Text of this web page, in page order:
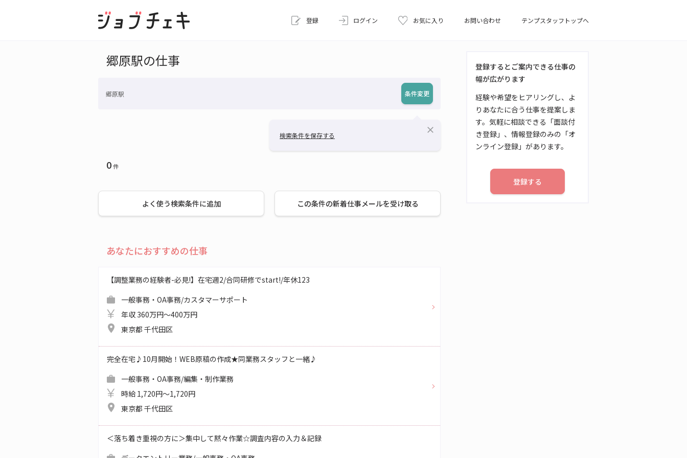
登録 ログイン お気に入り お問い合わせ テンプスタッフトップへ
郷原駅の仕事
郷原駅 条件変更
検索条件を保存する
close
0件
よく使う検索条件に追加 この条件の新着仕事メールを受け取る
あなたにおすすめの仕事
【調整業務の経験者-必見!】在宅週2/合同研修でstart!/年休123
一般事務・OA事務/カスタマーサポート
年収 360万円～400万円
東京都 千代田区
完全在宅♪10月開始！WEB原稿の作成★同業務スタッフと一緒♪
一般事務・OA事務/編集・制作業務
時給 1,720円～1,720円
東京都 千代田区
＜落ち着き重視の方に＞集中して黙々作業☆調査内容の入力＆記録
登録するとご案内できる仕事の
幅が広がります
経験や希望をヒアリングし、よ
りあなたに合う仕事を提案しま
す。気軽に相談できる「面談付
き登録」、情報登録のみの「オ
ンライン登録」があります。
登録する